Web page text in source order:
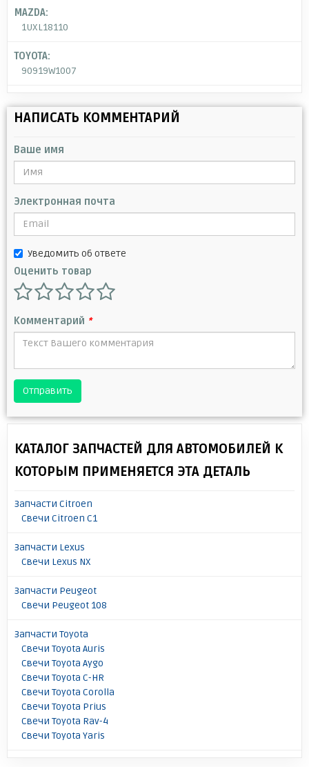
MAZDA:
1UXL18110
TOYOTA:
90919W1007
НАПИСАТЬ КОММЕНТАРИЙ
Ваше имя
Электронная почта
Уведомить об ответе
Оценить товар
Комментарий *
Отправить
КАТАЛОГ ЗАПЧАСТЕЙ ДЛЯ АВТОМОБИЛЕЙ К
КОТОРЫМ ПРИМЕНЯЕТСЯ ЭТА ДЕТАЛЬ
Запчасти Citroen
Свечи Citroen C1
Запчасти Lexus
Свечи Lexus NX
Запчасти Peugeot
Свечи Peugeot 108
Запчасти Toyota
Свечи Toyota Auris
Свечи Toyota Aygo
Свечи Toyota C-HR
Свечи Toyota Corolla
Свечи Toyota Prius
Свечи Toyota Rav-4
Свечи Toyota Yaris